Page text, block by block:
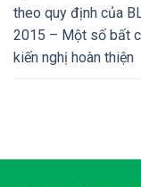
theo quy định của
2015 – Một số bất
kiến nghị hoàn thiện